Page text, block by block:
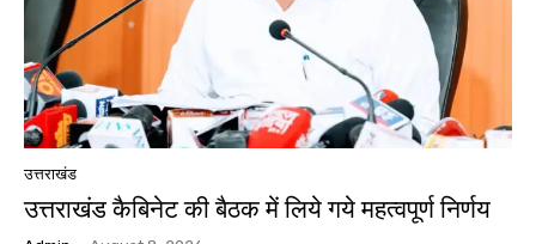
उत्तराखंड
उत्तराखंड कैबिनेट की बैठक में लिये गये महत्वपूर्ण निर्णय